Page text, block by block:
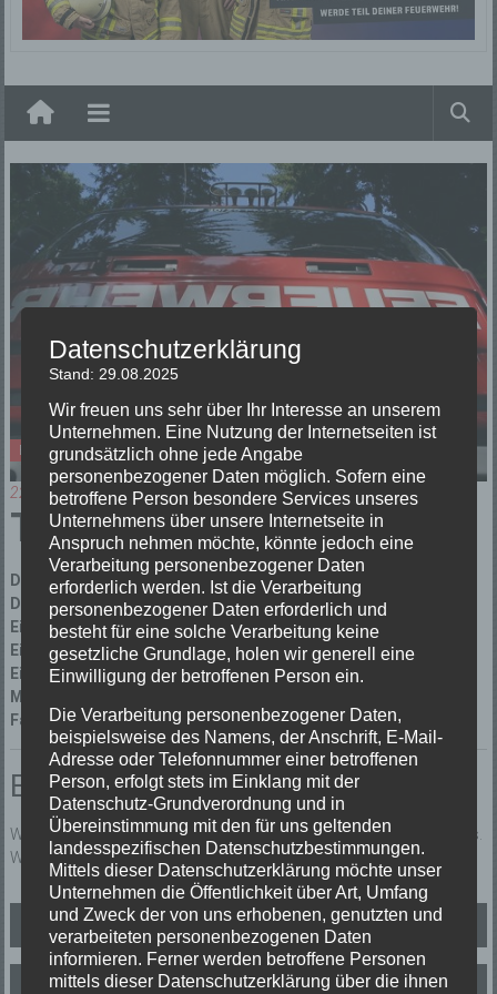
Elzach
Einsätze
22/05/2023
TH1 Wassernot
Datum:22/05/2023 um 14:21 Uhr
Dauer:2 Stunden 14 Minuten
Einsatzart:Technische Hilfeleistung
Einsatzort:Elzach Hauptstr.
Einsatzleiter:Detlef Lojack
Mannschaftsstärke:
Fahrzeuge:Florian Elzach 1/42
Einsatzbericht:
Wassernot – ca. 50 cm Wasser im Keller eines Mehrfamilienhauses.
Wasser wurde abgepumpt.
Beitragsnavigation
TH1 Unwettereinsätze
TH2 DLK (Drehleiter Einsatz)
Datenschutzerklärung
Stand: 29.08.2025
Wir freuen uns sehr über Ihr Interesse an unserem
Unternehmen. Eine Nutzung der Internetseiten ist
grundsätzlich ohne jede Angabe
personenbezogener Daten möglich. Sofern eine
betroffene Person besondere Services unseres
Unternehmens über unsere Internetseite in
Anspruch nehmen möchte, könnte jedoch eine
Verarbeitung personenbezogener Daten
erforderlich werden. Ist die Verarbeitung
personenbezogener Daten erforderlich und
besteht für eine solche Verarbeitung keine
gesetzliche Grundlage, holen wir generell eine
Einwilligung der betroffenen Person ein.
Die Verarbeitung personenbezogener Daten,
beispielsweise des Namens, der Anschrift, E-Mail-
Adresse oder Telefonnummer einer betroffenen
Person, erfolgt stets im Einklang mit der
Datenschutz-Grundverordnung und in
Übereinstimmung mit den für uns geltenden
landesspezifischen Datenschutzbestimmungen.
Mittels dieser Datenschutzerklärung möchte unser
Unternehmen die Öffentlichkeit über Art, Umfang
und Zweck der von uns erhobenen, genutzten und
verarbeiteten personenbezogenen Daten
informieren. Ferner werden betroffene Personen
mittels dieser Datenschutzerklärung über die ihnen